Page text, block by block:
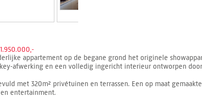
1.950.000,-
appartement op de begane grond het originele
afwerking en een volledig ingericht interieur ontworpen door
met 320m² privétuinen en terrassen. Een op maat
entertainment.